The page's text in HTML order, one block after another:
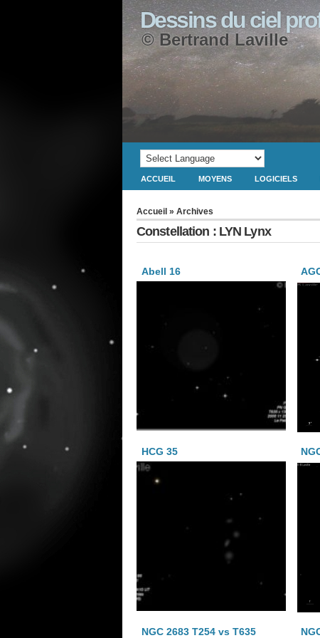
Dessins du ciel
© Bertrand Laville
ACCUEIL MOYENS LOGICIELS
Accueil » Archives
Constellation : LYN Lynx
Abell 16
HCG 35
NGC 2683 T254 vs T635